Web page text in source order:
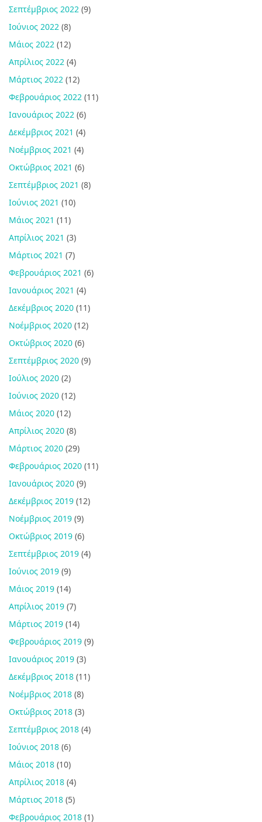
Σεπτέμβριος 2022 (9)
Ιούνιος 2022 (8)
Μάιος 2022 (12)
Απρίλιος 2022 (4)
Μάρτιος 2022 (12)
Φεβρουάριος 2022 (11)
Ιανουάριος 2022 (6)
Δεκέμβριος 2021 (4)
Νοέμβριος 2021 (4)
Οκτώβριος 2021 (6)
Σεπτέμβριος 2021 (8)
Ιούνιος 2021 (10)
Μάιος 2021 (11)
Απρίλιος 2021 (3)
Μάρτιος 2021 (7)
Φεβρουάριος 2021 (6)
Ιανουάριος 2021 (4)
Δεκέμβριος 2020 (11)
Νοέμβριος 2020 (12)
Οκτώβριος 2020 (6)
Σεπτέμβριος 2020 (9)
Ιούλιος 2020 (2)
Ιούνιος 2020 (12)
Μάιος 2020 (12)
Απρίλιος 2020 (8)
Μάρτιος 2020 (29)
Φεβρουάριος 2020 (11)
Ιανουάριος 2020 (9)
Δεκέμβριος 2019 (12)
Νοέμβριος 2019 (9)
Οκτώβριος 2019 (6)
Σεπτέμβριος 2019 (4)
Ιούνιος 2019 (9)
Μάιος 2019 (14)
Απρίλιος 2019 (7)
Μάρτιος 2019 (14)
Φεβρουάριος 2019 (9)
Ιανουάριος 2019 (3)
Δεκέμβριος 2018 (11)
Νοέμβριος 2018 (8)
Οκτώβριος 2018 (3)
Σεπτέμβριος 2018 (4)
Ιούνιος 2018 (6)
Μάιος 2018 (10)
Απρίλιος 2018 (4)
Μάρτιος 2018 (5)
Φεβρουάριος 2018 (1)